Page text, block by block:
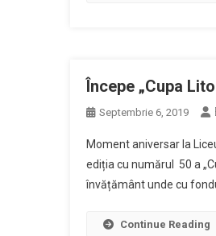
Începe „Cupa
Septembrie 6, 2019
Moment aniversar la
ediția cu numărul 50 a
învățământ unde cu
Continue Reading